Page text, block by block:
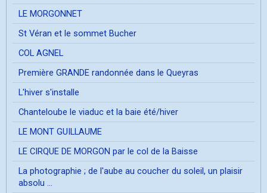
LE MORGONNET
St Véran et le sommet Bucher
COL AGNEL
Première GRANDE randonnée dans le Queyras
L'hiver s'installe
Chanteloube le viaduc et la baie été/hiver
LE MONT GUILLAUME
LE CIRQUE DE MORGON par le col de la Baisse
La photographie ; de l'aube au coucher du soleil, un plaisir
absolu ...